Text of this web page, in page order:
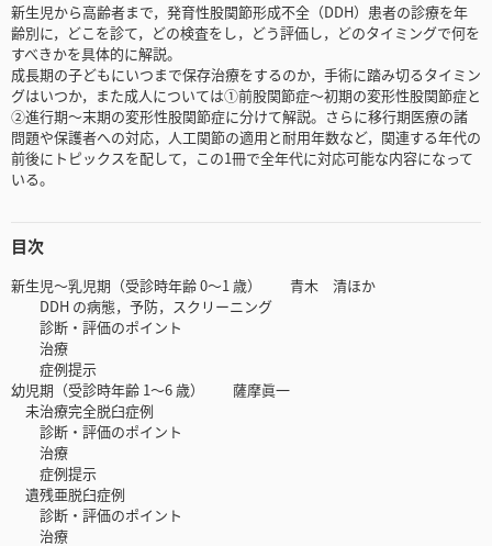
新生児から高齢者まで，発育性股関節形成不全（DDH）患者の診療を年
齢別に，どこを診て，どの検査をし，どう評価し，どのタイミングで何を
すべきかを具体的に解説。
成長期の子どもにいつまで保存治療をするのか，手術に踏み切るタイミン
グはいつか，また成人については①前股関節症〜初期の変形性股関節症と
②進行期〜末期の変形性股関節症に分けて解説。さらに移行期医療の諸
問題や保護者への対応，人工関節の適用と耐用年数など，関連する年代の
前後にトピックスを配して，この1冊で全年代に対応可能な内容になって
いる。
目次
新生児〜乳児期（受診時年齢 0〜1 歳） 青木 清ほか
DDH の病態，予防，スクリーニング
診断・評価のポイント
治療
症例提示
幼児期（受診時年齢 1〜6 歳） 薩摩眞一
未治療完全脱臼症例
診断・評価のポイント
治療
症例提示
遺残亜脱臼症例
診断・評価のポイント
治療